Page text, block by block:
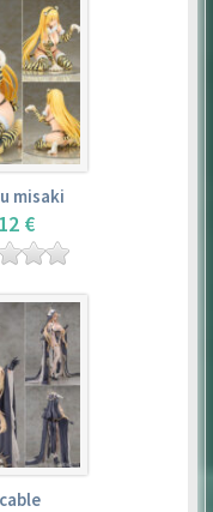
misaki
€